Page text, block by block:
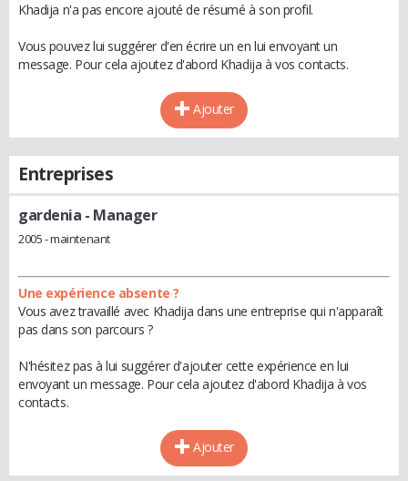
Khadija n'a pas encore ajouté de résumé à son profil.
Vous pouvez lui suggérer d'en écrire un en lui envoyant un
message. Pour cela ajoutez d'abord Khadija à vos contacts.
Ajouter
Entreprises
gardenia - Manager
2005 - maintenant
Une expérience absente ?
Vous avez travaillé avec Khadija dans une entreprise qui n'apparaît
pas dans son parcours ?
N'hésitez pas à lui suggérer d'ajouter cette expérience en lui
envoyant un message. Pour cela ajoutez d'abord Khadija à vos
contacts.
Ajouter